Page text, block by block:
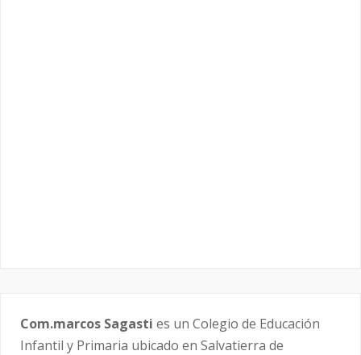
Com.marcos Sagasti es un Colegio de Educación
Infantil y Primaria ubicado en Salvatierra de